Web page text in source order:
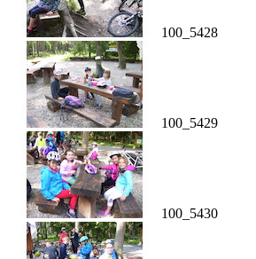
100_5428
100_5429
100_5430